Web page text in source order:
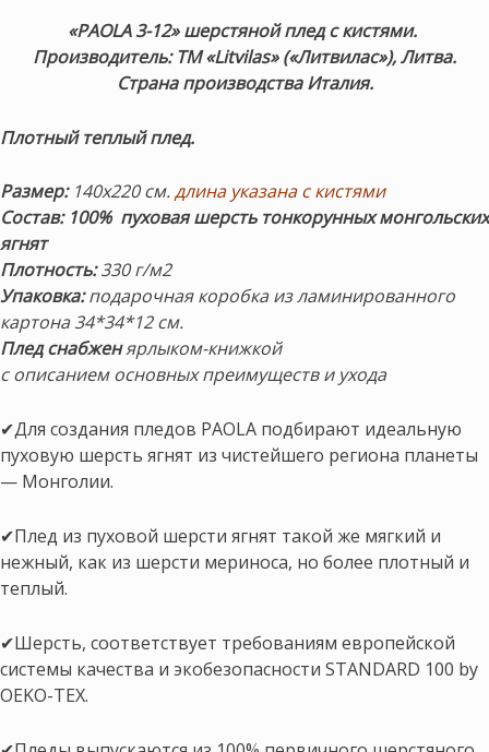
«PAOLA 3-12» шерстяной плед с кистями.
Производитель: ТМ «Litvilas» («Литвилас»), Литва.
Страна производства Италия.
Плотный теплый плед.
Размер:140х220 см.длина указана с кистями
Состав: 100% пуховая шерсть тонкорунных монгольских
ягнят
Плотность:330 г/м2
Упаковка:подарочная коробка из ламинированного
картона 34*34*12 см.
Плед снабженярлыком-книжкой
с описанием основных преимуществ и ухода
✔Для создания пледов PAOLA подбирают идеальную
пуховую шерсть ягнят из чистейшего региона планеты
— Монголии.
✔Плед из пуховой шерсти ягнят такой же мягкий и
нежный, как из шерсти мериноса, но более плотный и
теплый.
✔Шерсть, соответствует требованиям европейской
системы качества и экобезопасности STANDARD 100 by
OEKO-TEX.